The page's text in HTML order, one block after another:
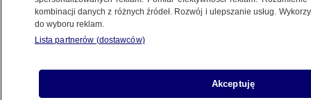
Udostępnij
migracyjnym, nie będą potraktowane łagodniej
przez Komisję Europejską w kwestii
kombinacji danych z różnych źródeł. Rozwój i ulepszanie usług.
do wyboru reklam.
Lista partnerów (dostawców)
Akceptuję